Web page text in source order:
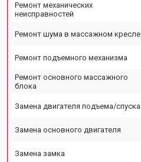
Ремонт механических
неисправностей
Ремонт шума в массажном кресле
Ремонт подъемного механизма
Ремонт основного массажного
блока
Замена двигателя подъема/спуска
Замена основного двигателя
Замена замка